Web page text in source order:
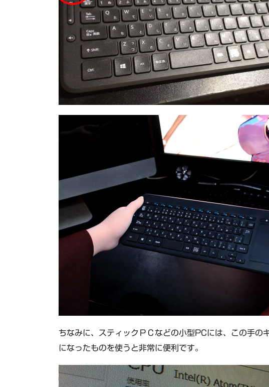
ちなみに、スティックＰＣなどの小型PCには、この手の
になったものを使うと非常に便利です。